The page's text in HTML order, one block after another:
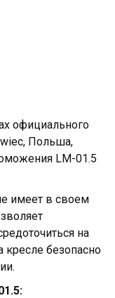
официального
Польша,
LM-01.5
имеет в своем
на
кресле безопасно